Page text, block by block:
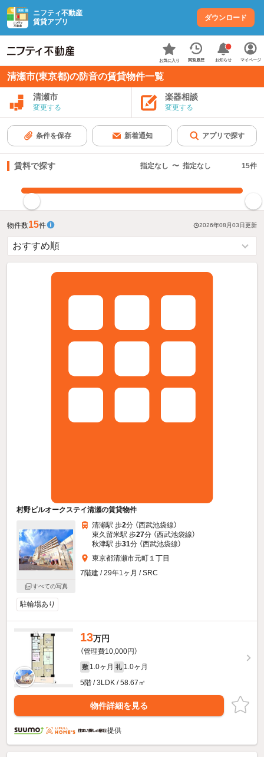
ニフティ不動産
賃貸アプリ
ダウンロード
お気に入り 閲覧履歴 お知らせ マイページ
清瀬市(東京都)の防音の賃貸物件一覧
清瀬市
変更する
楽器相談
変更する
条件を保存 新着通知 アプリで探す
賃料で探す 指定なし 〜 指定なし 15件
物件数15件 2026年08月03日更新
村野ビルオークステイ清瀬の賃貸物件
すべての写真
清瀬駅 歩2分 （西武池袋線）
東久留米駅 歩27分 （西武池袋線）
秋津駅 歩31分 （西武池袋線）
東京都清瀬市元町１丁目
7階建 / 29年1ヶ月 / SRC
駐輪場あり
13万円
（管理費10,000円）
敷 1.0ヶ月 礼 1.0ヶ月
5階 / 3LDK / 58.67㎡
物件詳細を見る
提供